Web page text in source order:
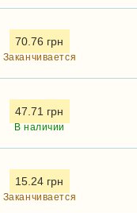
70.76 грн
Заканчивается
47.71 грн
В наличии
15.24 грн
Заканчивается